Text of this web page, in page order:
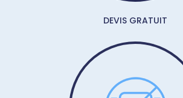
DEVIS GRATUIT